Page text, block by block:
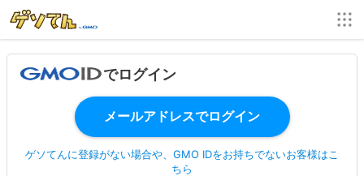
でログイン
ゲソてんに登録がない場合や、GMO IDをお持ちでないお客様はこ
ちら